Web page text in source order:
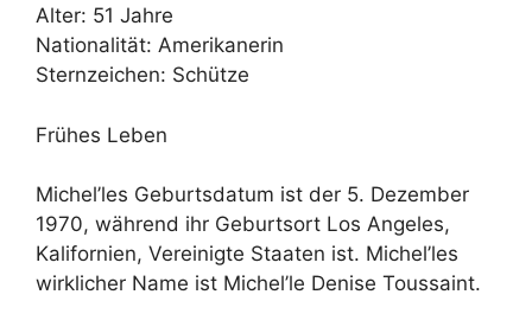
Alter: 51 Jahre
Nationalität: Amerikanerin
Sternzeichen: Schütze
Frühes Leben
Michel’les Geburtsdatum ist der 5. Dezember
1970, während ihr Geburtsort Los Angeles,
Kalifornien, Vereinigte Staaten ist. Michel’les
wirklicher Name ist Michel’le Denise Toussaint.